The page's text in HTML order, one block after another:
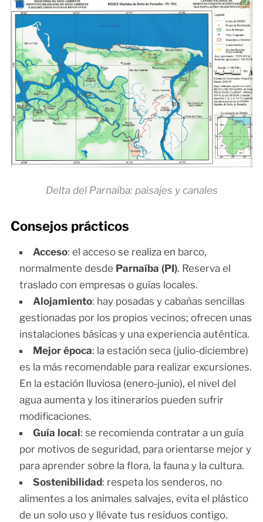
Delta del Parnaíba: paisajes y canales
Consejos prácticos
Acceso: el acceso se realiza en barco,
normalmente desde Parnaíba (PI). Reserva el
traslado con empresas o guías locales.
Alojamiento: hay posadas y cabañas sencillas
gestionadas por los propios vecinos; ofrecen unas
instalaciones básicas y una experiencia auténtica.
Mejor época: la estación seca (julio-diciembre)
es la más recomendable para realizar excursiones.
En la estación lluviosa (enero-junio), el nivel del
agua aumenta y los itinerarios pueden sufrir
modificaciones.
Guía local: se recomienda contratar a un guía
por motivos de seguridad, para orientarse mejor y
para aprender sobre la flora, la fauna y la cultura.
Sostenibilidad: respeta los senderos, no
alimentes a los animales salvajes, evita el plástico
de un solo uso y llévate tus residuos contigo.